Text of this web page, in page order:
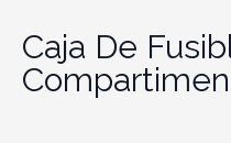
Caja De